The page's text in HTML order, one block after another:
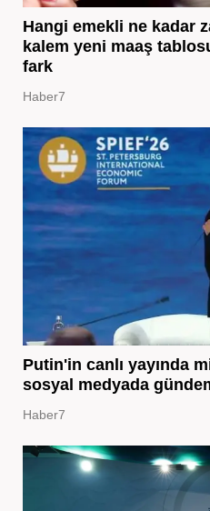
Hangi emekli ne kadar
kalem yeni maaş
fark
Haber7
Putin'in canlı yayında
sosyal medyada
Haber7